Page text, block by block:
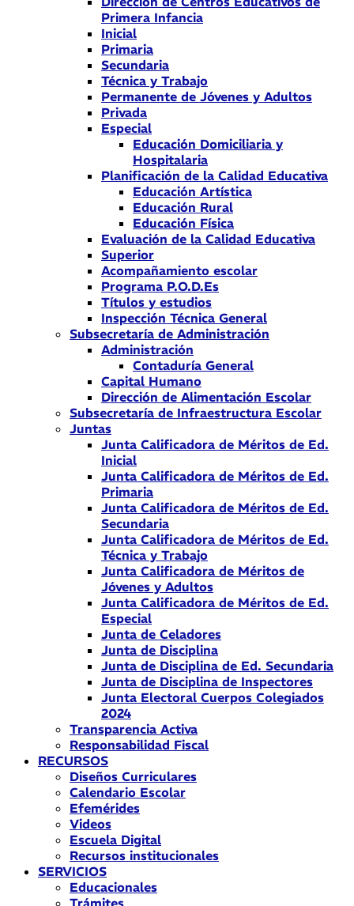
Primera Infancia
Inicial
Primaria
Secundaria
Técnica y Trabajo
Permanente de Jóvenes y Adultos
Privada
Especial
Educación Domiciliaria y
Hospitalaria
Planificación de la Calidad Educativa
Educación Artística
Educación Rural
Educación Física
Evaluación de la Calidad Educativa
Superior
Acompañamiento escolar
Programa P.O.D.Es
Títulos y estudios
Inspección Técnica General
Subsecretaría de Administración
Administración
Contaduría General
Capital Humano
Dirección de Alimentación Escolar
Subsecretaría de Infraestructura Escolar
Juntas
Junta Calificadora de Méritos de Ed.
Inicial
Junta Calificadora de Méritos de Ed.
Primaria
Junta Calificadora de Méritos de Ed.
Secundaria
Junta Calificadora de Méritos de Ed.
Técnica y Trabajo
Junta Calificadora de Méritos de
Jóvenes y Adultos
Junta Calificadora de Méritos de Ed.
Especial
Junta de Celadores
Junta de Disciplina
Junta de Disciplina de Ed. Secundaria
Junta de Disciplina de Inspectores
Junta Electoral Cuerpos Colegiados
2024
Transparencia Activa
Responsabilidad Fiscal
RECURSOS
Diseños Curriculares
Calendario Escolar
Efemérides
Videos
Escuela Digital
Recursos institucionales
SERVICIOS
Educacionales
Trámites